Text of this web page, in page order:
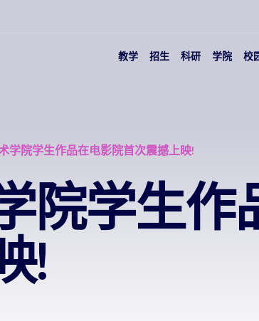
教学 招生 科研 学院 校
学院学生作品在电影院首次震撼上映!
院学生作
!